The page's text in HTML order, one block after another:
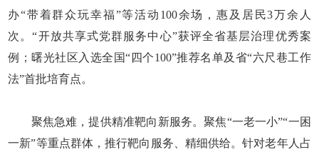
办“带着群众玩幸福”等活动100余场，惠及居民3万余人
次。“开放共享式党群服务中心”获评全省基层治理优秀案
例；曙光社区入选全国“四个100”推荐名单及省“六尺巷工作
法”首批培育点。
聚焦急难，提供精准靶向新服务。聚焦“一老一小”“一困
一新”等重点群体，推行靶向服务、精细供给。针对老年人占